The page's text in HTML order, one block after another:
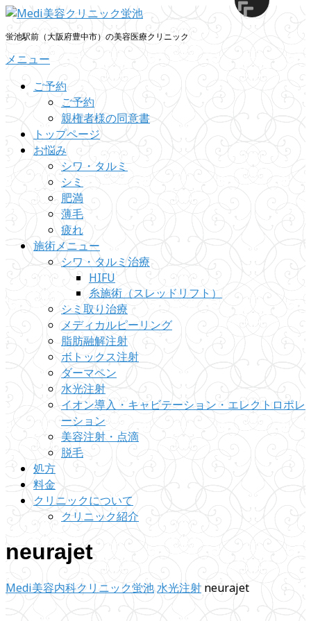
コ
テ
ン
蛍池駅前（大阪府豊中市）の美容医療クリニック
メニュー
ご予約
ご予約
親権者様の同意書
トップページ
お悩み
シワ・タルミ
シミ
肥満
薄毛
疲れ
施術メニュー
シワ・タルミ治療
HIFU
糸施術（スレッドリフト）
シミ取り治療
メディカルピーリング
脂肪融解注射
ボトックス注射
ダーマペン
水光注射
イオン導入・キャビテーション・エレクトロポレ
ーション
美容注射・点滴
脱毛
処方
料金
クリニックについて
クリニック紹介
neurajet
Medi美容内科クリニック蛍池水光注射 neurajet